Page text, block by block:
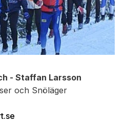
- Staffan Larsson
och Snöläger